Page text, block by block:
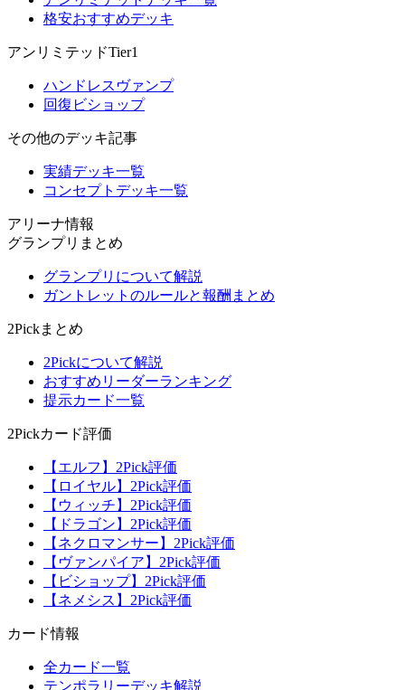
格安おすすめデッキ
アンリミテッドTier1
ハンドレスヴァンプ
回復ビショップ
その他のデッキ記事
実績デッキ一覧
コンセプトデッキ一覧
アリーナ情報
グランプリまとめ
グランプリについて解説
ガントレットのルールと報酬まとめ
2Pickまとめ
2Pickについて解説
おすすめリーダーランキング
提示カード一覧
2Pickカード評価
【エルフ】2Pick評価
【ロイヤル】2Pick評価
【ウィッチ】2Pick評価
【ドラゴン】2Pick評価
【ネクロマンサー】2Pick評価
【ヴァンパイア】2Pick評価
【ビショップ】2Pick評価
【ネメシス】2Pick評価
カード情報
全カード一覧
テンポラリーデッキ解説